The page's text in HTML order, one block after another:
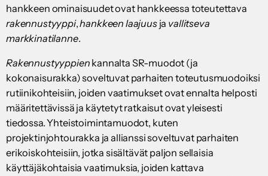
hankkeen ominaisuudet ovat hankkeessa toteutettava
rakennustyyppi,hankkeen laajuusja vallitseva
markkinatilanne.
Rakennustyyppien kannalta SR-muodot (ja
kokonaisurakka) soveltuvat parhaiten toteutusmuodoiksi
rutiinikohteisiin, joiden vaatimukset ovat ennalta helposti
määritettävissä ja käytetyt ratkaisut ovat yleisesti
tiedossa. Yhteistoimintamuodot, kuten
projektinjohtourakka ja allianssi soveltuvat parhaiten
erikoiskohteisiin, jotka sisältävät paljon sellaisia
käyttäjäkohtaisia vaatimuksia, joiden kattava